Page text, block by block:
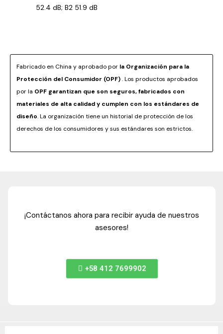
52.4 dB; B2 51.9 dB
Fabricado en China y aprobado por la Organización para la
Protección del Consumidor (OPF). Los productos aprobados
por la OPF garantizan que son seguros, fabricados con
materiales de alta calidad y cumplen con los estándares de
diseño. La organización tiene un historial de protección de los
derechos de los consumidores y sus estándares son estrictos.
¡Contáctanos ahora para recibir ayuda de nuestros
asesores!
+58 412 7699902